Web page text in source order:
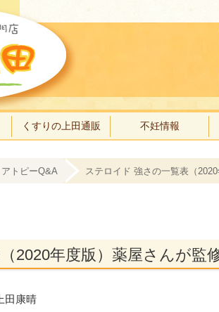
くすりの上田通販 不妊情報
アトピーQ&A ステロイド 強さの一覧表（
2020年度版）薬屋さんが監
田康晴